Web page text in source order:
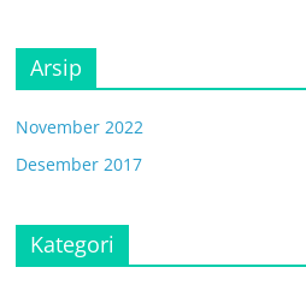
Arsip
November 2022
Desember 2017
Kategori